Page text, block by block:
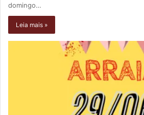
domingo…
Leia mais »